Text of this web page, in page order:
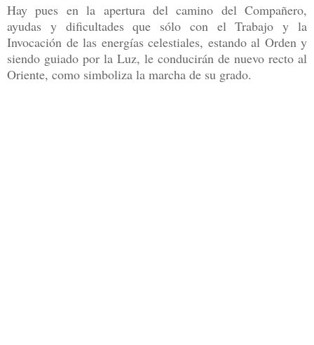
Hay pues en la apertura del camino del Compañero,
ayudas y dificultades que sólo con el Trabajo y la
Invocación de las energías celestiales, estando al Orden y
siendo guiado por la Luz, le conducirán de nuevo recto al
Oriente, como simboliza la marcha de su grado.